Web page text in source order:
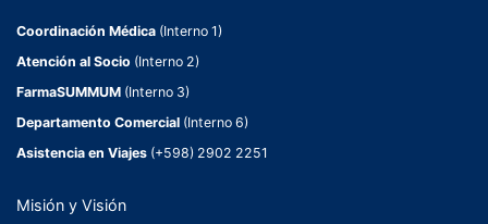
Coordinación Médica (Interno 1)
Atención al Socio (Interno 2)
FarmaSUMMUM (Interno 3)
Departamento Comercial (Interno 6)
Asistencia en Viajes (+598) 2902 2251
Misión y Visión